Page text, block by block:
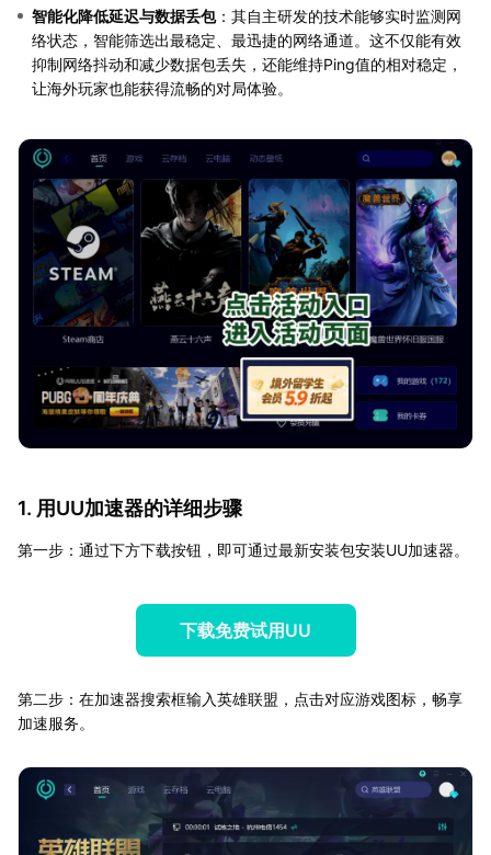
智能化降低延迟与数据丢包：其自主研发的技术能够实时监测网
络状态，智能筛选出最稳定、最迅捷的网络通道。这不仅能有效
抑制网络抖动和减少数据包丢失，还能维持Ping值的相对稳定，
让海外玩家也能获得流畅的对局体验。
1. 用UU加速器的详细步骤
第一步：通过下方下载按钮，即可通过最新安装包安装UU加速器。
下载免费试用UU
第二步：在加速器搜索框输入英雄联盟，点击对应游戏图标，畅享
加速服务。